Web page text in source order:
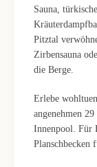
Sauna,
Pitztal
Zirbensauna
die Berge.
Erlebe
angenehmen
Innenpool. Für
Planschbecken